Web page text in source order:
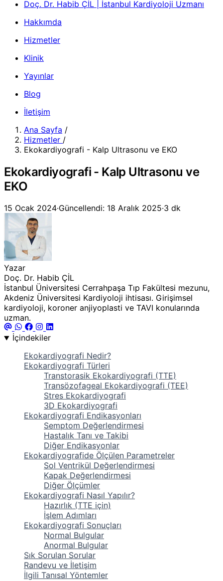
Doç. Dr. Habib ÇİL | İstanbul Kardiyoloji Uzmanı
Hakkımda
Hizmetler
Klinik
Yayınlar
Blog
İletişim
Ana Sayfa /
Hizmetler /
Ekokardiyografi - Kalp Ultrasonu ve EKO
Ekokardiyografi - Kalp Ultrasonu ve
EKO
15 Ocak 2024·Güncellendi: 18 Aralık 2025·3 dk
Yazar
Doç. Dr. Habib ÇİL
İstanbul Üniversitesi Cerrahpaşa Tıp Fakültesi mezunu,
Akdeniz Üniversitesi Kardiyoloji ihtisası. Girişimsel
kardiyoloji, koroner anjiyoplasti ve TAVI konularında
uzman.
İçindekiler
Ekokardiyografi Nedir?
Ekokardiyografi Türleri
Transtorasik Ekokardiyografi (TTE)
Transözofageal Ekokardiyografi (TEE)
Stres Ekokardiyografi
3D Ekokardiyografi
Ekokardiyografi Endikasyonları
Semptom Değerlendirmesi
Hastalık Tanı ve Takibi
Diğer Endikasyonlar
Ekokardiyografide Ölçülen Parametreler
Sol Ventrikül Değerlendirmesi
Kapak Değerlendirmesi
Diğer Ölçümler
Ekokardiyografi Nasıl Yapılır?
Hazırlık (TTE için)
İşlem Adımları
Ekokardiyografi Sonuçları
Normal Bulgular
Anormal Bulgular
Sık Sorulan Sorular
Randevu ve İletişim
İlgili Tanısal Yöntemler